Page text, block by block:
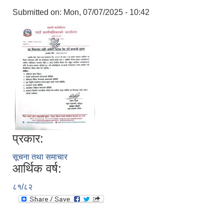
Submitted on: Mon, 07/07/2025 - 10:42
प्रकार:
सूचना तथा समाचार
आर्थिक वर्ष:
८१/८२